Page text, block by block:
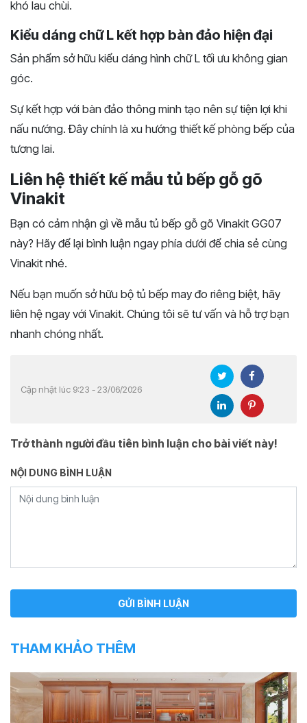
khó lau chùi.
Kiểu dáng chữ L kết hợp bàn đảo hiện đại
Sản phẩm sở hữu kiểu dáng hình chữ L tối ưu không gian
góc.
Sự kết hợp với bàn đảo thông minh tạo nên sự tiện lợi khi
nấu nướng. Đây chính là xu hướng thiết kế phòng bếp của
tương lai.
Liên hệ thiết kế mẫu tủ bếp gỗ gõ
Vinakit
Bạn có cảm nhận gì về mẫu tủ bếp gỗ gõ Vinakit GG07
này? Hãy để lại bình luận ngay phía dưới để chia sẻ cùng
Vinakit nhé.
Nếu bạn muốn sở hữu bộ tủ bếp may đo riêng biệt, hãy
liên hệ ngay với Vinakit. Chúng tôi sẽ tư vấn và hỗ trợ bạn
nhanh chóng nhất.
Cập nhật lúc 9:23 - 23/06/2026
Trở thành người đầu tiên bình luận cho bài viết này!
NỘI DUNG BÌNH LUẬN
THAM KHẢO THÊM